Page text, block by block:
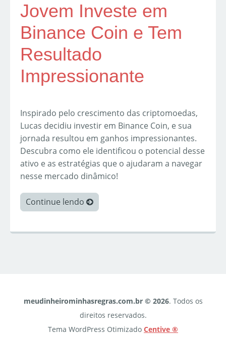
Jovem Investe em
Binance Coin e Tem
Resultado
Impressionante
Inspirado pelo crescimento das criptomoedas,
Lucas decidiu investir em Binance Coin, e sua
jornada resultou em ganhos impressionantes.
Descubra como ele identificou o potencial desse
ativo e as estratégias que o ajudaram a navegar
nesse mercado dinâmico!
Continue lendo
meudinheirominhasregras.com.br © 2026. Todos os
direitos reservados.
Tema WordPress Otimizado Centive ®